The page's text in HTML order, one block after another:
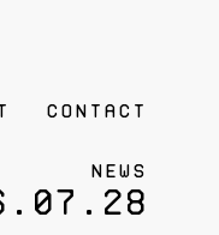
contact
News